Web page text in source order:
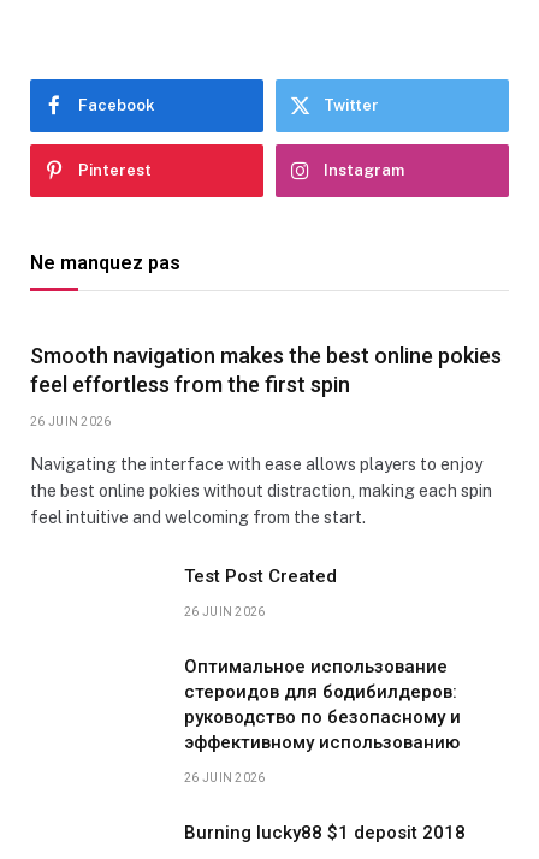
Facebook Twitter
Pinterest Instagram
Ne manquez pas
Smooth navigation makes the best online pokies
feel effortless from the first spin
26 JUIN 2026
Navigating the interface with ease allows players to enjoy
the best online pokies without distraction, making each spin
feel intuitive and welcoming from the start.
Test Post Created
26 JUIN 2026
Оптимальное использование
стероидов для бодибилдеров:
руководство по безопасному и
эффективному использованию
26 JUIN 2026
Burning lucky88 $1 deposit 2018